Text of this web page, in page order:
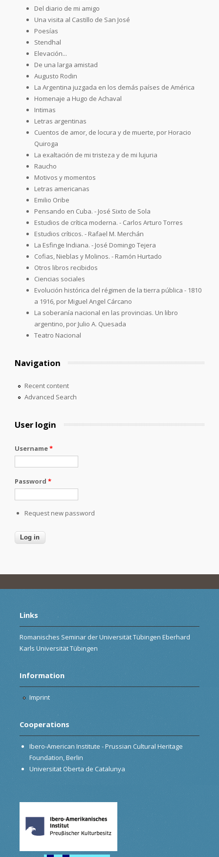
Del diario de mi amigo
Una visita al Castillo de San José
Poesías
Stendhal
Elevación...
De una larga amistad
Augusto Rodin
La Argentina juzgada en los demás países de América
Homenaje a Hugo de Achaval
Intimas
Letras argentinas
Cuentos de amor, de locura y de muerte, por Horacio
Quiroga
La exaltación de mi tristeza y de mi lujuria
Raucho
Motivos y momentos
Letras americanas
Emilio Oribe
Pensando en Cuba. - José Sixto de Sola
Estudios de crítica moderna. - Carlos Arturo Torres
Estudios críticos. - Rafael M. Merchán
La Esfinge Indiana. - José Domingo Tejera
Cofias, Nieblas y Molinos. - Ramón Hurtado
Otros libros recibidos
Ciencias sociales
Evolución histórica del régimen de la tierra pública - 1810
a 1916, por Miguel Angel Cárcano
La soberanía nacional en las provincias. Un libro
argentino, por Julio A. Quesada
Teatro Nacional
Navigation
Recent content
Advanced Search
User login
Username*
Password *
Request new password
Links
Romanisches Seminar der Universität Tübingen Eberhard
Karls Universität Tübingen
Information
Imprint
Cooperations
Ibero-American Institute - Prussian Cultural Heritage
Foundation, Berlin
Universitat Oberta de Catalunya